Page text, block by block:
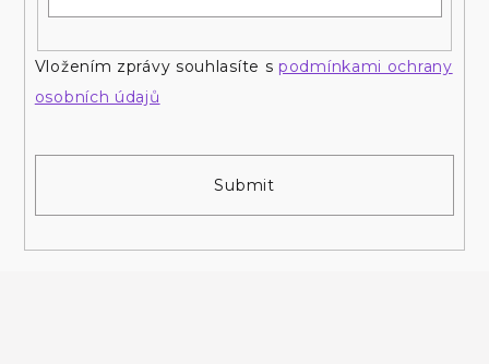
Vložením zprávy souhlasíte spodmínkami ochrany
osobních údajů
Submit